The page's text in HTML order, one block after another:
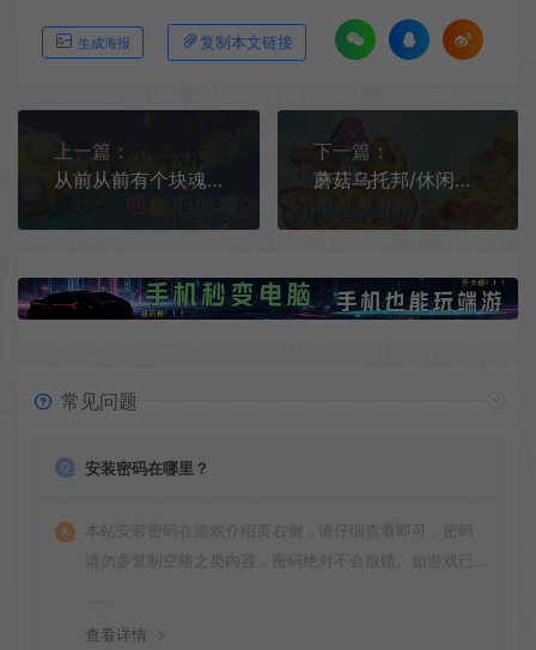
生成海报 复制本文链接
上一篇：
从前从前有个块魂/休闲滚动收集游戏 Once Upon A KATAMARI 下载
下一篇：
蘑菇乌托邦/休闲温馨慢节奏解谜游戏 Shroomtopia 下载
常见问题
安装密码在哪里？
本站安装密码在游戏介绍页右侧，请仔细查看即可，密码
请勿多复制空格之类内容，密码绝对不会放错。如游戏已
查看详情